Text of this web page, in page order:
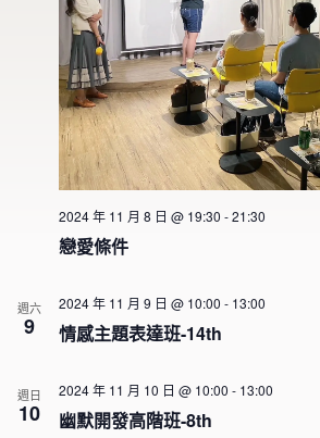
戀愛條件
2024 年 11 月 8 日 @ 19:30 -21:30
週六
9 情感主題表達班-14th
2024 年 11 月 9 日 @ 10:00 - 13:00
週日
10 幽默開發高階班-8th
2024 年 11 月 10 日 @ 10:00 - 13:00